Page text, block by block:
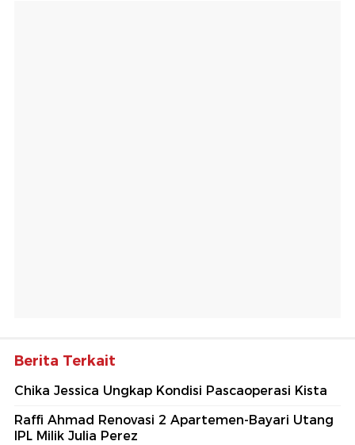
Berita Terkait
Chika Jessica Ungkap Kondisi Pascaoperasi Kista
Raffi Ahmad Renovasi 2 Apartemen-Bayari Utang
IPL Milik Julia Perez